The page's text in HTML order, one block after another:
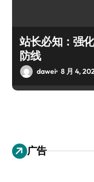
站长必知：强
防线
dawei 8 月 4,
广告